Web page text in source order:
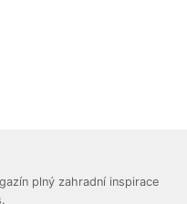
plný zahradní inspirace